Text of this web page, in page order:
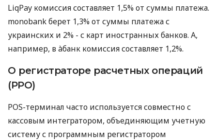
LiqPay комиссия составляет 1,5% от суммы платежа.
monobank берет 1,3% от суммы платежа с
украинских и 2% - с карт иностранных банков. А,
например, в àбанк комиссия составляет 1,2%.
О регистраторе расчетных операций
(РРО)
POS-терминал часто используется совместно с
кассовым интегратором, объединяющим учетную
систему с программным регистратором